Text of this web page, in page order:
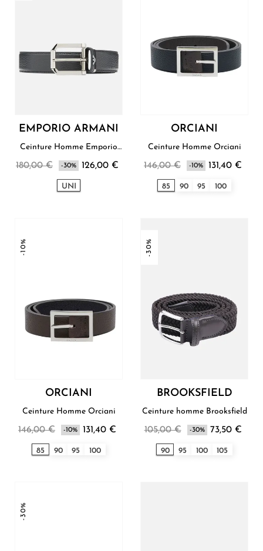
EMPORIO ARMANI
Ceinture Homme Emporio
180,00 € -30% 126,00 €
UNI
ORCIANI
Ceinture Homme Orciani
146,00 € -10% 131,40 €
85 90 95 100
-10%
ORCIANI
Ceinture Homme Orciani
146,00 € -10% 131,40 €
85 90 95 100
-30%
BROOKSFIELD
Ceinture homme Brooksfield
105,00 € -30% 73,50 €
90 95 100 105
-30%